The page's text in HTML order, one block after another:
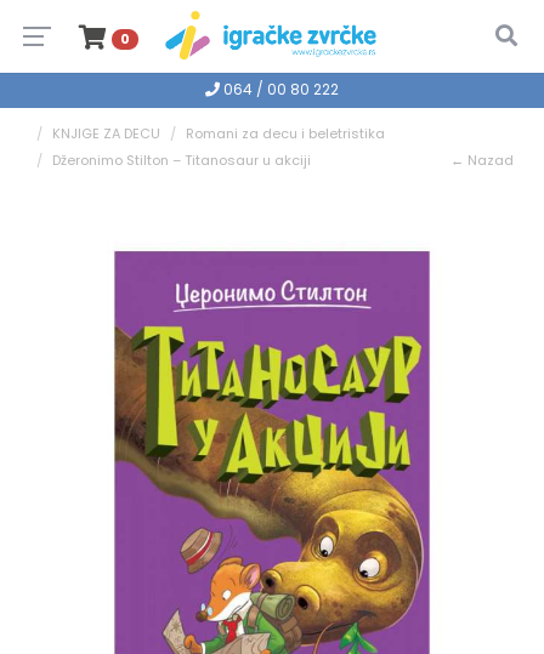
0
064 / 00 80 222
KNJIGE ZA DECU
Romani za decu i beletristika
Džeronimo Stilton – Titanosaur u akciji
← Nazad